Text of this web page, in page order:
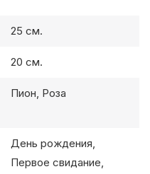
25 см.
20 см.
Пион, Роза
День рождения,
Первое свидание,